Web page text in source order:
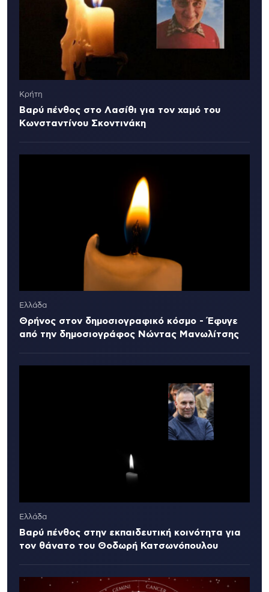
Κρήτη
Βαρύ πένθος στο Λασίθι για τον χαμό του
Κωνσταντίνου Σκοντινάκη
Ελλάδα
Θρήνος στον δημοσιογραφικό κόσμο - Έφυγε
από την δημοσιογράφος Νώντας Μανωλίτσης
Ελλάδα
Βαρύ πένθος στην εκπαιδευτική κοινότητα για
τον θάνατο του Θοδωρή Κατσωνόπουλου